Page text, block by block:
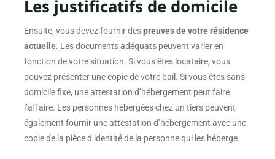
Les justificatifs de domicile
Ensuite, vous devez fournir despreuves de votre résidence
actuelle. Les documents adéquats peuvent varier en
fonction de votre situation. Si vous êtes locataire, vous
pouvez présenter une copie de votre bail. Si vous êtes sans
domicile fixe, une attestation d’hébergement peut faire
l’affaire. Les personnes hébergées chez un tiers peuvent
également fournir une attestation d’hébergement avec une
copie de la pièce d’identité de la personne qui les héberge.